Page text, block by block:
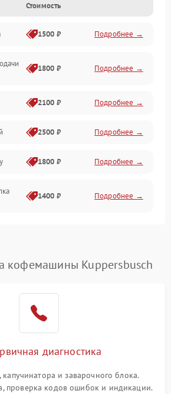
и паром
Стоимость
1500 ₽ Подробнее →
1800 ₽ Подробнее →
2100 ₽ Подробнее →
2500 ₽ Подробнее →
1800 ₽ Подробнее →
1400 ₽ Подробнее →
Подробнее →
кофемашины Kuppersbusch
диагностика
и заварочного блока.
проверка кодов ошибок и индикации.